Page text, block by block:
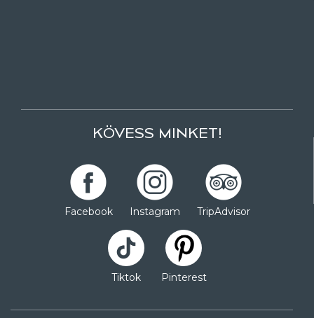
KÖVESS MINKET!
Facebook Instagram TripAdvisor
Tiktok Pinterest